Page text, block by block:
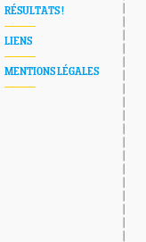
RÉSULTATS !
LIENS
MENTIONS LÉGALES